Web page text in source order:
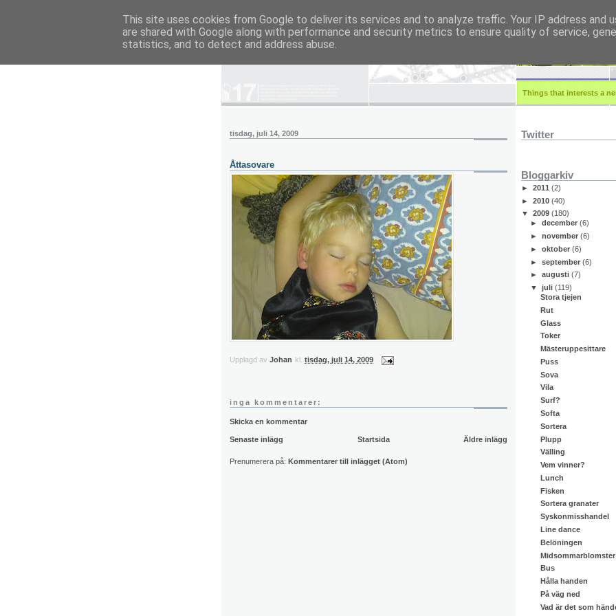
blog.wieslander.eu
Things that interests a
tisdag, juli 14, 2009
Åttasovare
Upplagd av Johan kl. tisdag, juli 14, 2009
inga kommentarer:
Skicka en kommentar
Senaste inlägg Äldre inlägg
Startsida
Prenumerera på: Kommentarer till inlägget (Atom)
Twitter
Bloggarkiv
► 2011 (2)
► 2010 (40)
▼ 2009 (180)
►december(6)
►november(6)
►oktober(6)
►september(6)
►augusti(7)
▼juli(119)
Stora tjejen
Rut
Glass
Toker
Mästeruppesittare
Puss
Sova
Vila
Surf?
Softa
Sortera
Plupp
Välling
Vem vinner?
Lunch
Fisken
Sortera granater
Syskonmisshandel
Line dance
Belöningen
Midsommarblomster
Bus
Hålla handen
På väg ned
Vad är det som
This site uses cookies from Google to deliver its services and to analyze traffic. Your IP address and
are shared with Google along with performance and security metrics to ensure quality of service,
statistics, and to detect and address abuse.